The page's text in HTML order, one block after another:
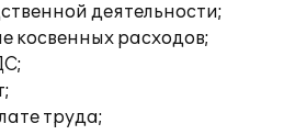
деятельности;
косвенных расходов;
труда;